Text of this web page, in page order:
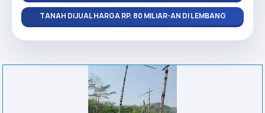
TANAH DIJUAL HARGA RP. 80 MILIAR-AN DI LEMBANG